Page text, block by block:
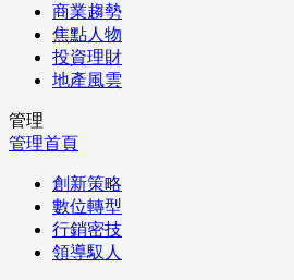
商業趨勢
焦點人物
投資理財
地產風雲
管理
管理首頁
創新策略
數位轉型
行銷密技
領導馭人